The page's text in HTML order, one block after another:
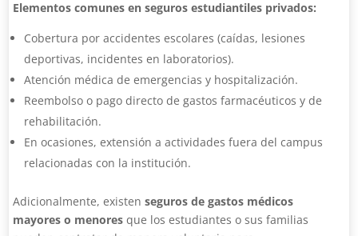
Elementos comunes en seguros estudiantiles privados:
Cobertura por accidentes escolares (caídas, lesiones
deportivas, incidentes en laboratorios).
Atención médica de emergencias y hospitalización.
Reembolso o pago directo de gastos farmacéuticos y de
rehabilitación.
En ocasiones, extensión a actividades fuera del campus
relacionadas con la institución.
Adicionalmente, existenseguros de gastos médicos
mayores o menores que los estudiantes o sus familias